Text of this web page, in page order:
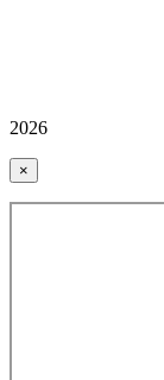
2026
×